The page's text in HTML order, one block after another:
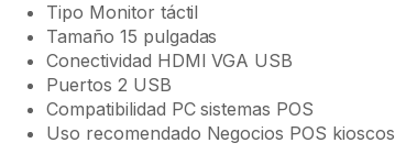
Tipo Monitor táctil
Tamaño 15 pulgadas
Conectividad HDMI VGA USB
Puertos 2 USB
Compatibilidad PC sistemas POS
Uso recomendado Negocios POS kioscos